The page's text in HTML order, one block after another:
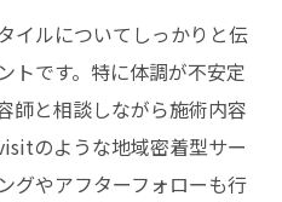
イルについてしっかりと伝
トです。特に体調が不安定
師と相談しながら施術内容
のような地域密着型サー
グやアフターフォローも行